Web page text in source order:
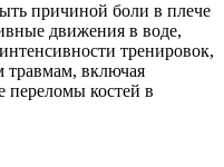
причиной боли в плече
движения в воде,
тренировок,
травмам, включая
переломы костей в